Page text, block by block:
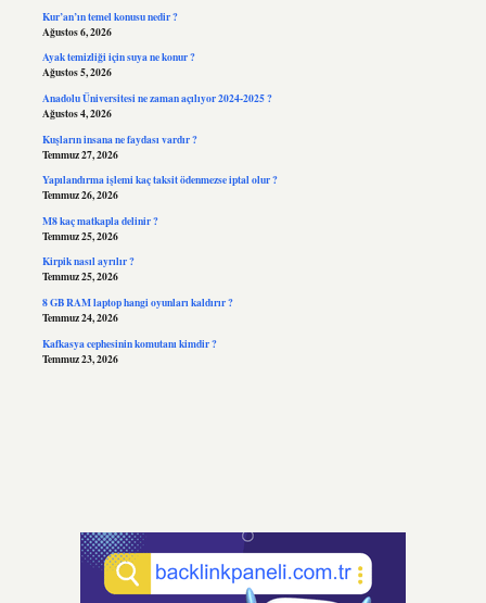
Kur’an’ın temel konusu nedir ?
Ağustos 6, 2026
Ayak temizliği için suya ne konur ?
Ağustos 5, 2026
Anadolu Üniversitesi ne zaman açılıyor 2024-2025 ?
Ağustos 4, 2026
Kuşların insana ne faydası vardır ?
Temmuz 27, 2026
Yapılandırma işlemi kaç taksit ödenmezse iptal olur ?
Temmuz 26, 2026
M8 kaç matkapla delinir ?
Temmuz 25, 2026
Kirpik nasıl ayrılır ?
Temmuz 25, 2026
8 GB RAM laptop hangi oyunları kaldırır ?
Temmuz 24, 2026
Kafkasya cephesinin komutanı kimdir ?
Temmuz 23, 2026